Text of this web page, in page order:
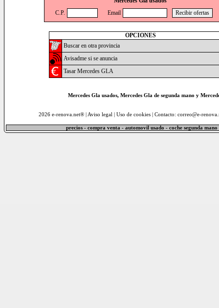
C.P.
Email
OPCIONES
Buscar en otra provincia
Avisadme si se anuncia
Tasar Mercedes GLA
Mercedes Gla usados, Mercedes Gla de segunda mano y
2026 e-renova.net® | Aviso legal Uso de cookies| Contacto: correo@e-
precios - compra venta - automovil usado - coche segunda mano